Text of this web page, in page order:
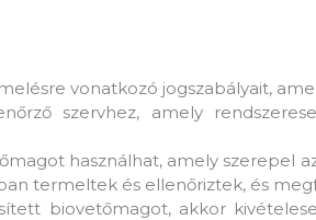
vonatkozó jogszabályait,
szervhez, amely
használhat, amely szerepel
termeltek és ellenőriztek, és
biovetőmagot, akkor